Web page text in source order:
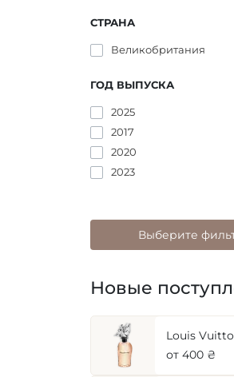
СТРАНА
Великобритания
ГОД ВЫПУСКА
2025
2017
2020
2023
Выберите
Новые
Louis
Times
от 400 ₴